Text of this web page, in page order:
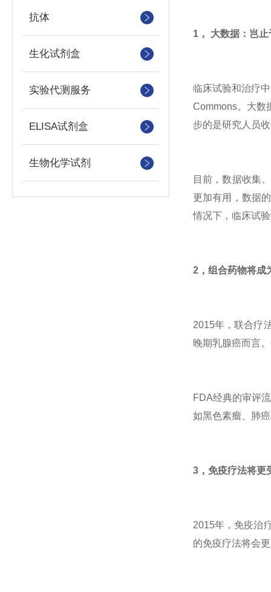
抗体
生化试剂盒
实验代测服务
ELISA试剂盒
生物化学试剂
1， 大数据：岂止
临床试验和治疗
Commons。大数
步的是研究人员
目前，数据收集
更加有用，数据
情况下，临床试
2，组合药物将成
2015年，联合疗
晚期乳腺癌而言
FDA经典的审评
如黑色素瘤、肺
3，免疫疗法将更
2015年，免疫治
的免疫疗法将会